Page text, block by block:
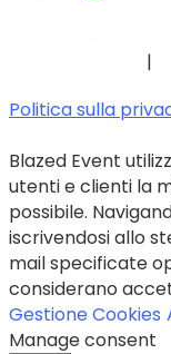
|
Politica sulla
Blazed Event
utenti e clienti la
possibile.
iscrivendosi allo
mail specificate
considerano
Gestione Cookies
Manage consent